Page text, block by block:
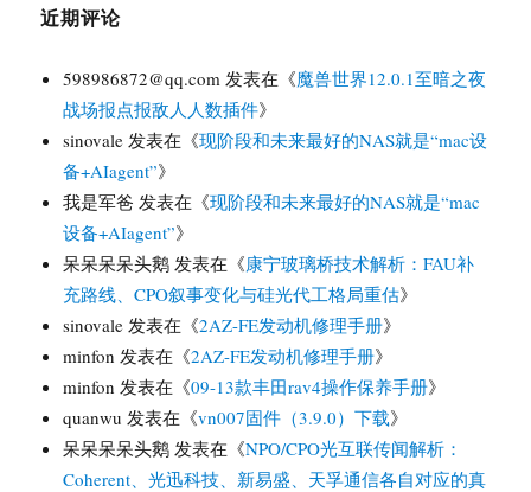
近期评论
598986872@qq.com 发表在《魔兽世界12.0.1至暗之夜
战场报点报敌人人数插件》
sinovale 发表在《现阶段和未来最好的NAS就是“mac设
备+AIagent”》
我是军爸 发表在《现阶段和未来最好的NAS就是“mac
设备+AIagent”》
呆呆呆呆头鹅 发表在《康宁玻璃桥技术解析：FAU补
充路线、CPO叙事变化与硅光代工格局重估》
sinovale 发表在《2AZ-FE发动机修理手册》
minfon 发表在《2AZ-FE发动机修理手册》
minfon 发表在《09-13款丰田rav4操作保养手册》
quanwu 发表在《vn007固件（3.9.0）下载》
呆呆呆呆头鹅 发表在《NPO/CPO光互联传闻解析：
Coherent、光迅科技、新易盛、天孚通信各自对应的真